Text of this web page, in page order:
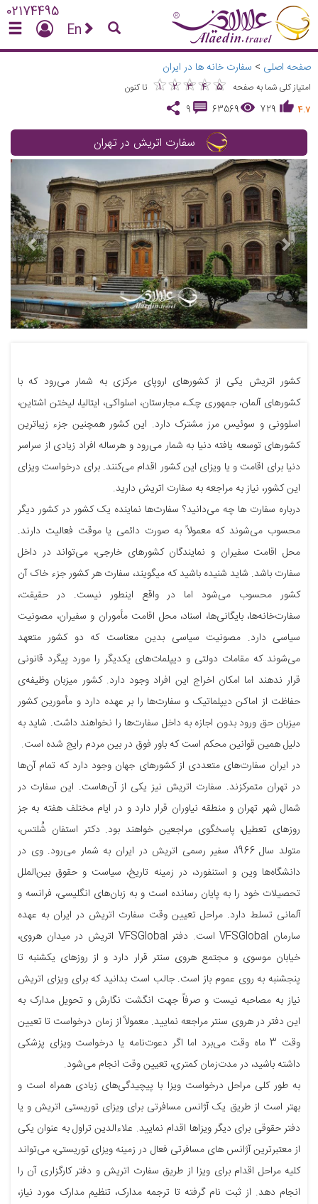
02174495
En
صفحه اصلی > سفارت خانه ها در ایران
امتیاز کلی شما به صفحه ★
1 ★
2 ★
3 ★
4 ★
5
★★★★★
تا کنون
4.7
729
63569
9
سفارت اتریش در تهران
Next
کشور اتریش یکی از کشورهای اروپای مرکزی به شمار می‌رود که با
کشورهای آلمان، جمهوری چک، مجارستان، اسلواکی، ایتالیا، لیختن اشتاین،
اسلوونی و سوئیس مرز مشترک دارد. این کشور همچنین جزء زیباترین
کشورهای توسعه یافته دنیا به شمار می‌رود و هرساله افراد زیادی از سراسر
دنیا برای اقامت و یا ویزای این کشور اقدام می‌کنند. برای درخواست ویزای
این کشور، نیاز به مراجعه به سفارت اتریش دارید.
درباره سفارت ها چه می‌دانید؟ سفارت‌ها نماینده یک کشور در کشور دیگر
محسوب می‌شوند که معمولاً به صورت دائمی یا موقت فعالیت دارند.
محل اقامت سفیران و نمایندگان کشورهای خارجی، می‌تواند در داخل
سفارت باشد. شاید شنیده باشید که میگویند، سفارت هر کشور جزء خاک آن
کشور محسوب می‌شود اما در واقع اینطور نیست. در حقیقت،
سفارت‌خانه‌ها، بایگانی‌ها، اسناد، محل اقامت مأموران و سفیران، مصونیت
سیاسی دارد. مصونیت سیاسی بدین معناست که دو کشور متعهد
می‌شوند که مقامات دولتی و دیپلمات‌های یکدیگر را مورد پیگرد قانونی
قرار ندهند اما امکان اخراج این افراد وجود دارد. کشور میزبان وظیفه‌ی
حفاظت از اماکن دیپلماتیک و سفارت‌ها را بر عهده دارد و مأمورین کشور
میزبان حق ورود بدون اجازه به داخل سفارت‌ها را نخواهند داشت. شاید به
دلیل همین قوانین محکم است که باور فوق در بین مردم رایج شده است.
در ایران سفارت‌های متعددی از کشورهای جهان وجود دارد که تمام آن‌ها
در تهران متمرکزند. سفارت اتریش نیز یکی از آن‌هاست. این سفارت در
شمال شهر تهران و منطقه نیاوران قرار دارد و در ایام مختلف هفته به جز
روزهای تعطیل، پاسخگوی مراجعین خواهند بود. دکتر استفان شُلتس،
متولد سال 1966، سفیر رسمی اتریش در ایران به شمار می‌رود. وی در
دانشگاه‌ها وین و استنفورد، در زمینه تاریخ، سیاست و حقوق بین‌الملل
تحصیلات خود را به پایان رسانده است و به زبان‌های انگلیسی، فرانسه و
آلمانی تسلط دارد. مراحل تعیین وقت سفارت اتریش در ایران به عهده
سارمان VFSGlobal است. دفتر VFSGlobal اتریش در میدان هروی،
خیابان موسوی و مجتمع هروی سنتر قرار دارد و از روزهای یکشنبه تا
پنجشنبه به روی عموم باز است. جالب است بدانید که برای ویزای اتریش
نیاز به مصاحبه نیست و صرفاً جهت انگشت نگارش و تحویل مدارک به
این دفتر در هروی سنتر مراجعه نمایید. معمولاً از زمان درخواست تا تعیین
وقت 3 ماه وقت می‌برد اما اگر دعوت‌نامه یا درخواست ویزای پزشکی
داشته باشید، در مدت‌زمان کمتری، تعیین وقت انجام می‌شود.
به طور کلی مراحل درخواست ویزا با پیچیدگی‌های زیادی همراه است و
بهتر است از طریق یک آژانس مسافرتی برای ویزای توریستی اتریش و یا
دفتر حقوقی برای دیگر ویزاها اقدام نمایید. علاءالدین تراول به عنوان یکی
از معتبرترین آژانس های مسافرتی فعال در زمینه ویزای توریستی، می‌تواند
کلیه مراحل اقدام برای ویزا از طریق سفارت اتریش و دفتر کارگزاری آن را
انجام دهد. از ثبت نام گرفته تا ترجمه مدارک، تنظیم مدارک مورد نیاز،